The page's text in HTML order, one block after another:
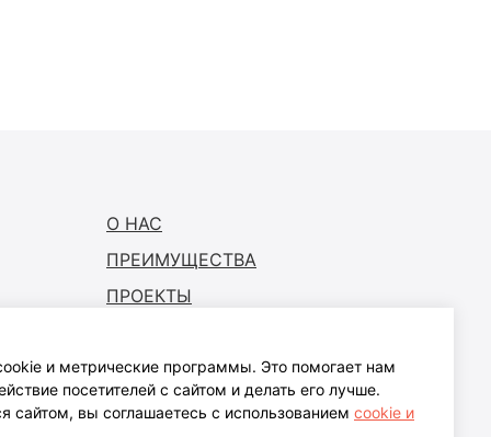
О НАС
ПРЕИМУЩЕСТВА
ПРОЕКТЫ
СТАТЬ ПАРТНЕРОМ
ПОДДЕРЖКА
и метрические программы. Это помогает нам
посетителей с сайтом и делать его лучше.
сайтом, вы соглашаетесь с использованием cookie и